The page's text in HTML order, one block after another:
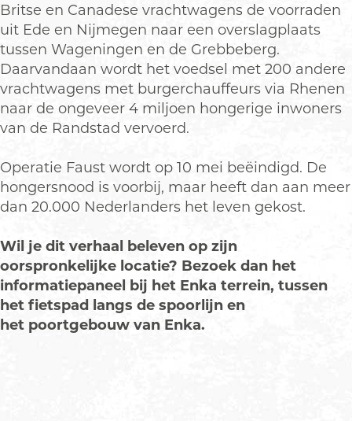
Britse en Canadese vrachtwagens de voorraden
uit Ede en Nijmegen naar een overslagplaats
tussen Wageningen en de Grebbeberg.
Daarvandaan wordt het voedsel met 200 andere
vrachtwagens met burgerchauffeurs via Rhenen
naar de ongeveer 4 miljoen hongerige inwoners
van de Randstad vervoerd.
Operatie Faust wordt op 10 mei beëindigd. De
hongersnood is voorbij, maar heeft dan aan meer
dan 20.000 Nederlanders het leven gekost.
Wil je dit verhaal beleven op zijn
oorspronkelijke locatie? Bezoek dan het
informatiepaneel bij het Enka terrein, tussen
het fietspad langs de spoorlijn en
het poortgebouw van Enka.